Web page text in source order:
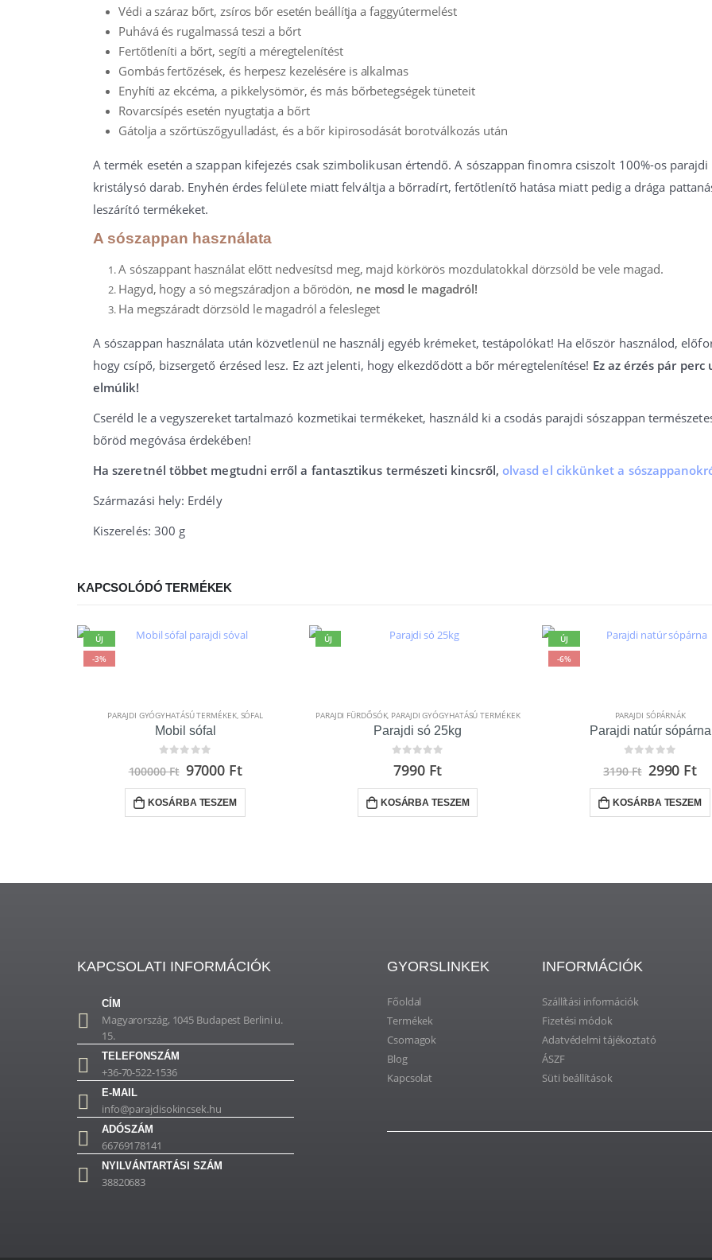
Védi a száraz bőrt, zsíros bőr esetén beállítja a faggyútermelést
Puhává és rugalmassá teszi a bőrt
Fertőtleníti a bőrt, segíti a méregtelenítést
Gombás fertőzések, és herpesz kezelésére is alkalmas
Enyhíti az ekcéma, a pikkelysömör, és más bőrbetegségek tüneteit
Rovarcsípés esetén nyugtatja a bőrt
Gátolja a szőrtüszőgyulladást, és a bőr kipirosodását borotválkozás után
A termék esetén a szappan kifejezés csak szimbolikusan értendő. A sószappan finomra csiszolt 100%-os parajdi
kristálysó darab. Enyhén érdes felülete miatt felváltja a bőrradírt, fertőtlenítő hatása miatt pedig a drága
leszárító termékeket.
A sószappan használata
A sószappant használat előtt nedvesítsd meg, majd körkörös mozdulatokkal dörzsöld be vele magad.
Hagyd, hogy a só megszáradjon a bőrödön, ne mosd le magadról!
Ha megszáradt dörzsöld le magadról a felesleget
A sószappan használata után közvetlenül ne használj egyéb krémeket, testápolókat! Ha először használod,
hogy csípő, bizsergető érzésed lesz. Ez azt jelenti, hogy elkezdődött a bőr méregtelenítése! Ez az érzés pár perc
elmúlik!
Cseréld le a vegyszereket tartalmazó kozmetikai termékeket, használd ki a csodás parajdi sószappan
bőröd megóvása érdekében!
Ha szeretnél többet megtudni erről a fantasztikus természeti kincsről, olvasd el cikkünket a
Származási hely: Erdély
Kiszerelés: 300 g
KAPCSOLÓDÓ TERMÉKEK
ÚJ
-3%
PARAJDI GYÓGYHATÁSÚ TERMÉKEK, SÓFAL
Mobil sófal
100000Ft 97000 Ft
KOSÁRBA TESZEM
ÚJ
PARAJDI FÜRDŐSÓK, PARAJDI GYÓGYHATÁSÚ TERMÉKEK
Parajdi só 25kg
7990 Ft
KOSÁRBA TESZEM
ÚJ
-6%
PARAJDI SÓPÁRNÁK
Parajdi natúr sópárna
3190Ft 2990 Ft
KOSÁRBA TESZEM
KAPCSOLATI INFORMÁCIÓK
CÍM
Magyarország, 1045 Budapest Berlini u.
15.
TELEFONSZÁM
+36-70-522-1536
E-MAIL
info@parajdisokincsek.hu
ADÓSZÁM
66769178141
NYILVÁNTARTÁSI SZÁM
38820683
GYORSLINKEK
Főoldal
Termékek
Csomagok
Blog
Kapcsolat
INFORMÁCIÓK
Szállítási információk
Fizetési módok
Adatvédelmi tájékoztató
ÁSZF
Süti beállítások